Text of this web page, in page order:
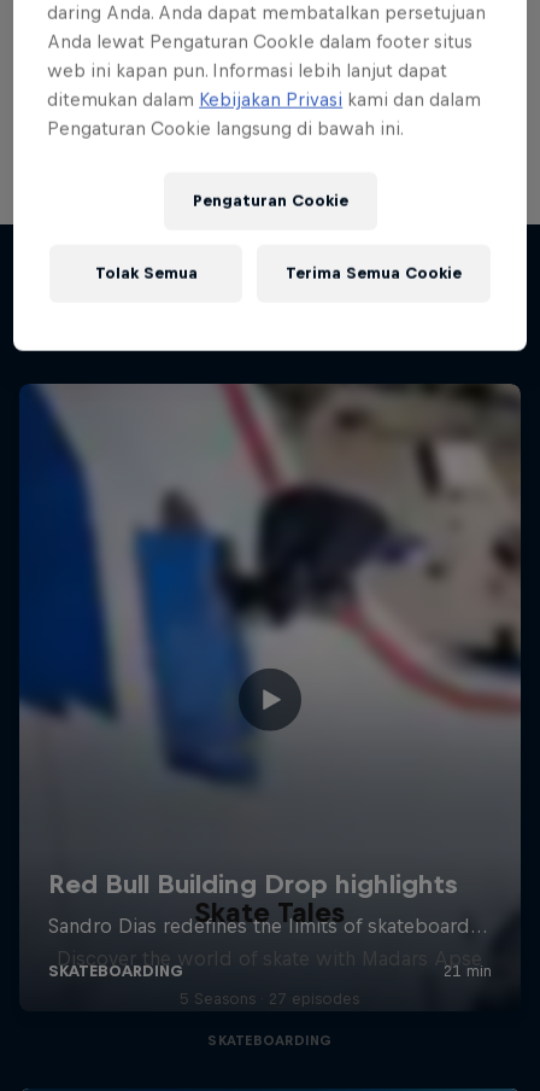
Skateboarding
Welcome to the Red Bull Skateboarding hub, your
source for skateboarding news, videos, rider …
Skate Tales
Discover the world of skate with Madars Apse
5 Seasons · 27 episodes
SKATEBOARDING
daring Anda. Anda dapat membatalkan persetujuan
Anda lewat Pengaturan CookIe dalam footer situs
web ini kapan pun. Informasi lebih lanjut dapat
ditemukan dalam Kebijakan Privasi kami dan dalam
Pengaturan Cookie langsung di bawah ini.
Pengaturan Cookie
Tolak Semua Terima Semua Cookie